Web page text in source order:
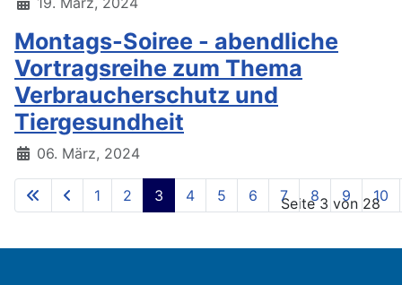
Montags-Soiree - abendliche
Vortragsreihe zum Thema
Verbraucherschutz und
Tiergesundheit
06. März, 2024
Seite 3 von 28
1 2 3 4 5 6 7 8 9 10